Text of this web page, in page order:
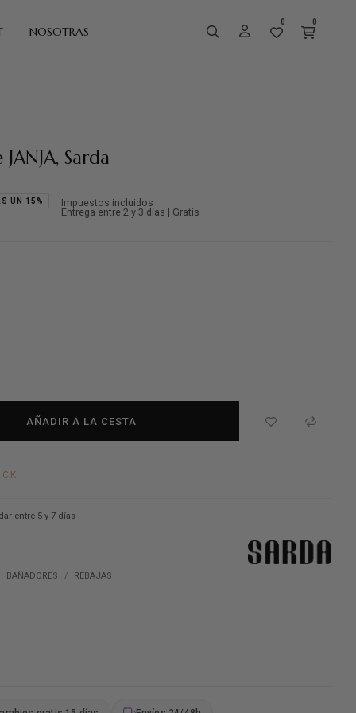
NOSOTRAS
0 0
Sarda
UN 15%
Impuestos incluidos
Entrega entre 2 y 3 días | Gratis
AÑADIR A LA CESTA
entre 5 y 7 días
BAÑADORES
REBAJAS